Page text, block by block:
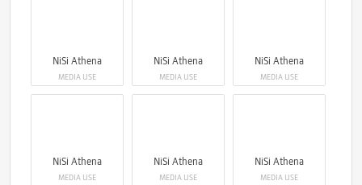
NiSi Athena
MEDIA USE
NiSi Athena
MEDIA USE
NiSi Athena
MEDIA USE
NiSi Athena
MEDIA USE
NiSi Athena
MEDIA USE
NiSi Athena
MEDIA USE